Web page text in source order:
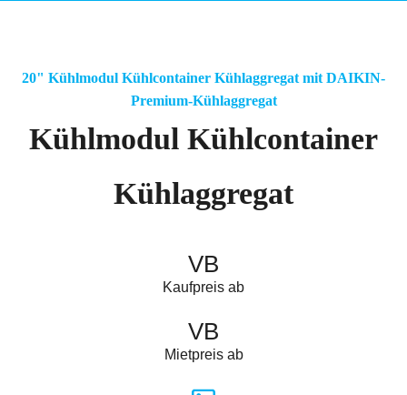
20" Kühlmodul Kühlcontainer Kühlaggregat mit DAIKIN-
Premium-Kühlaggregat
Kühlmodul Kühlcontainer
Kühlaggregat
VB
Kaufpreis ab
VB
Mietpreis ab